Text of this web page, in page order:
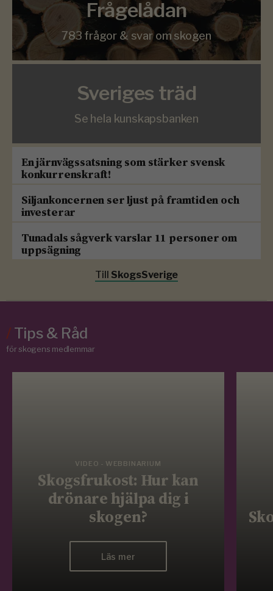
Frågelådan
783 frågor & svar om skogen
Sveriges träd
Se hela kunskapsbanken
En järnvägssatsning som stärker svensk
konkurrenskraft!
Siljankoncernen ser ljust på framtiden och
investerar
Tunadals sågverk varslar 11 personer om
uppsägning
Till SkogsSverige
/Tips & Råd
för skogens medlemmar
VIDEO - WEBBINARIUM
Skogsfrukost: Hur kan
drönare hjälpa dig i
skogen?
Läs mer